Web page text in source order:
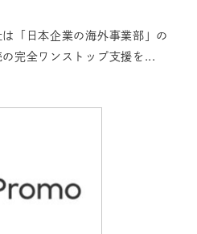
「日本企業の海外事業部」の
完全ワンストップ支援を...